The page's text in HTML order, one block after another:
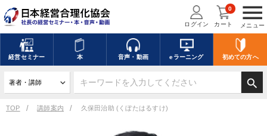
menu
メニュー
ログイン カート
0
経営セミナー 本 音声・動画 eラーニング 初めての方へ
search
TOP 講師案内 久保田治助 (くぼたはるすけ)